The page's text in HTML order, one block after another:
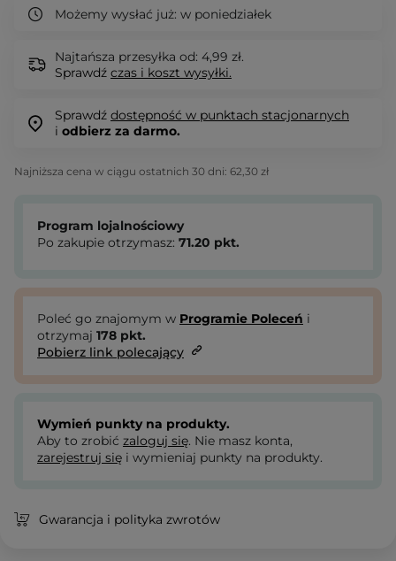
Możemy wysłać już: w poniedziałek
Najtańsza przesyłka od: 4,99 zł.
Sprawdź czas i koszt wysyłki.
Sprawdź dostępność w punktach stacjonarnych
i odbierz za darmo.
Najniższa cena w ciągu ostatnich 30 dni: 62,30 zł
Program lojalnościowy
Po zakupie otrzymasz: 71.20 pkt.
Poleć go znajomym w Programie Poleceń i
otrzymaj 178 pkt.
Pobierz link polecający
Wymień punkty na produkty.
Aby to zrobić zaloguj się. Nie masz konta,
zarejestruj się i wymieniaj punkty na produkty.
Gwarancja i polityka zwrotów